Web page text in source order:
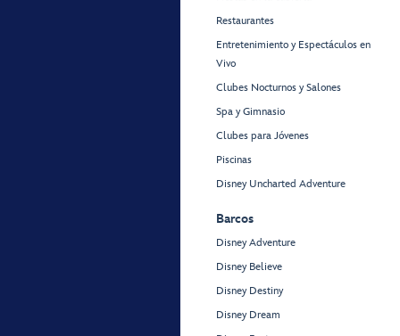
Restaurantes
Entretenimiento y Espectáculos en
Vivo
Clubes Nocturnos y Salones
Spa y Gimnasio
Clubes para Jóvenes
Piscinas
Disney Uncharted Adventure
Barcos
Disney Adventure
Disney Believe
Disney Destiny
Disney Dream